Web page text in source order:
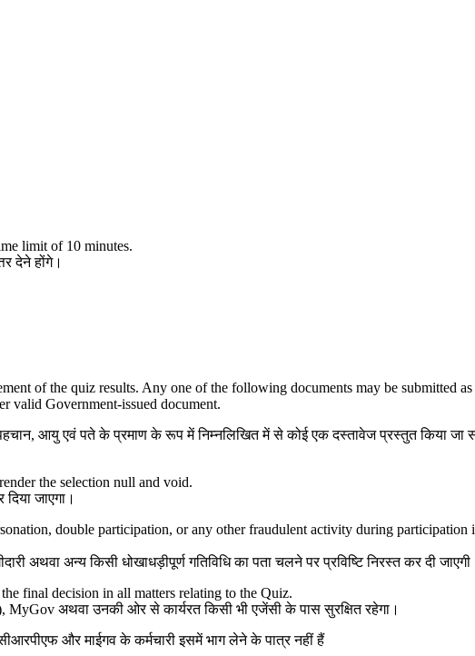
limit of 10 minutes.
देने होंगे।
of the quiz results. Any one of the following documents may be submitted
valid Government-issued document.
आयु एवं पते के प्रमाण के रूप में निम्नलिखित में से कोई एक दस्तावेज प्रस्तुत किया जा
the selection null and void.
दिया जाएगा।
double participation, or any other fraudulent activity during
अथवा अन्य किसी धोखाधड़ीपूर्ण गतिविधि का पता चलने पर प्रविष्टि निरस्त कर दी
final decision in all matters relating to the Quiz.
MyGov अथवा उनकी ओर से कार्यरत किसी भी एजेंसी के पास सुरक्षित रहेगा।
और माईगव के कर्मचारी इसमें भाग लेने के पात्र नहीं हैं